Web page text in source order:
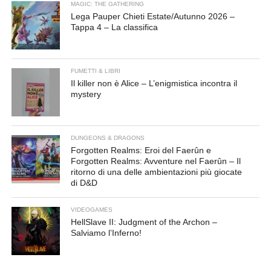
MAGIC: THE GATHERING
Lega Pauper Chieti Estate/Autunno 2026 –
Tappa 4 – La classifica
FUMETTI & LIBRI
Il killer non è Alice – L’enigmistica incontra il
mystery
DUNGEONS & DRAGONS
Forgotten Realms: Eroi del Faerûn e
Forgotten Realms: Avventure nel Faerûn – Il
ritorno di una delle ambientazioni più giocate
di D&D
VIDEOGAMES
HellSlave II: Judgment of the Archon –
Salviamo l’Inferno!